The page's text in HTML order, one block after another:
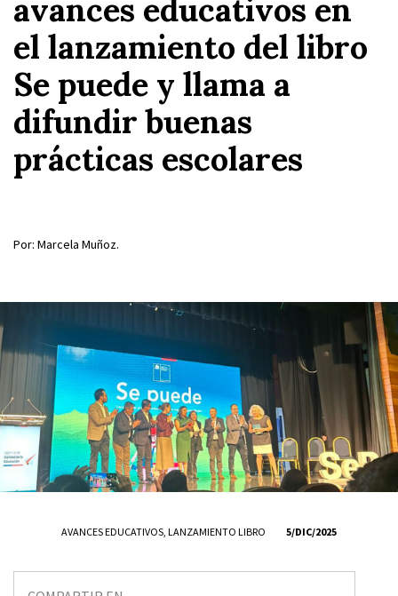
avances educativos en
el lanzamiento del libro
Se puede y llama a
difundir buenas
prácticas escolares
Por: Marcela Muñoz.
AVANCES EDUCATIVOS LANZAMIENTO LIBRO 5/DIC/2025